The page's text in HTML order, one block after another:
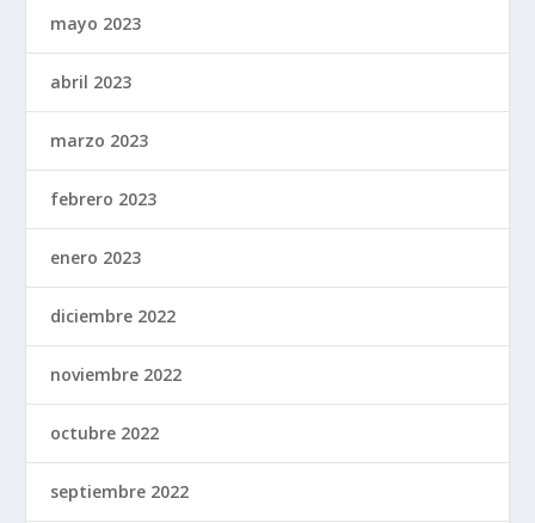
mayo 2023
abril 2023
marzo 2023
febrero 2023
enero 2023
diciembre 2022
noviembre 2022
octubre 2022
septiembre 2022